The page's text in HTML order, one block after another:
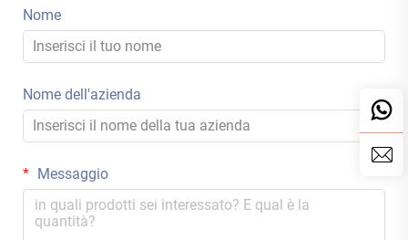
Nome
Nome dell'azienda
Messaggio